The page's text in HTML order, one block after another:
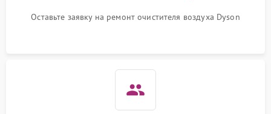
Неисправность системы
1000 ₽ Подробнее →
Оставьте заявку на ремонт очистителя воздуха Dyson